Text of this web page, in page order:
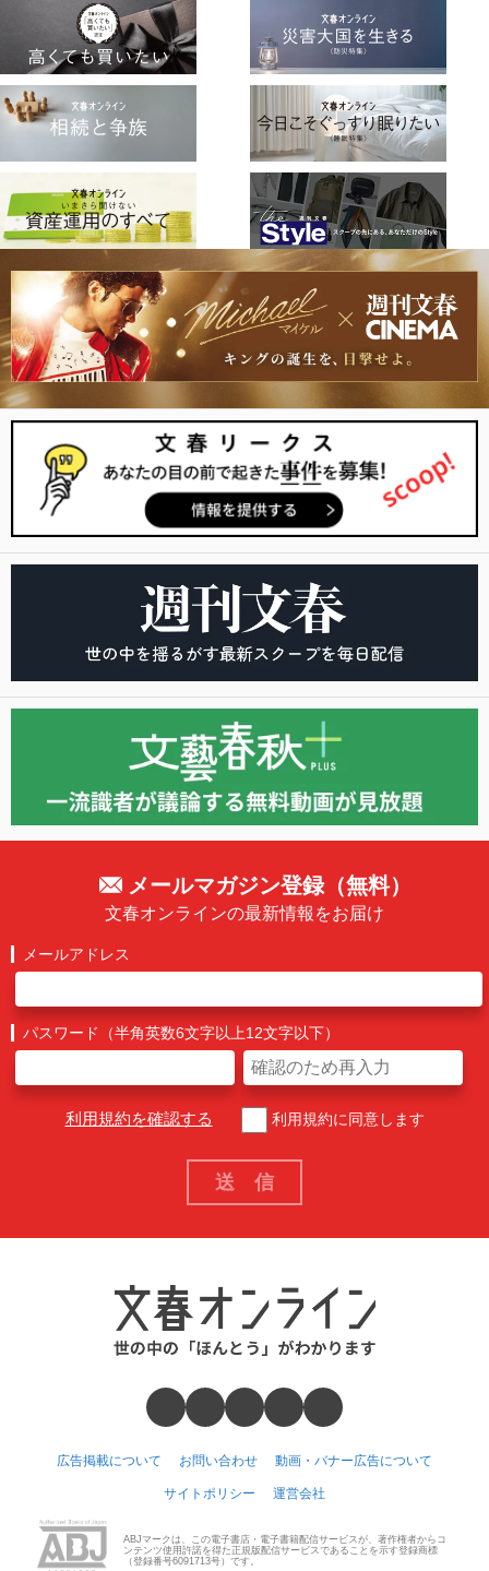
メールマガジン登録（無料）
文春オンラインの最新情報をお届け
メールアドレス
パスワード（半角英数6文字以上12文字以下）
利用規約を確認する 利用規約に同意します
広告掲載について お問い合わせ 動画・バナー広告について
サイトポリシー 運営会社
ABJマークは、この電子書店・電子書籍配信サービスが、著作権者からコ
ンテンツ使用許諾を得た正規版配信サービスであることを示す登録商標
（登録番号6091713号）です。